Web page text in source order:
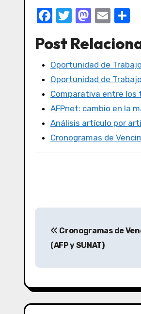
F
c
e
b
o
o
k
T
it
te
r
M
st
o
d
o
n
E
ail
p
Post
Oportunidad de
Oportunidad de
Comparativa entre los
AFPnet: cambio en la
Análisis artículo por
Cronogramas de
Cronogramas de
(AFP y SUNAT)